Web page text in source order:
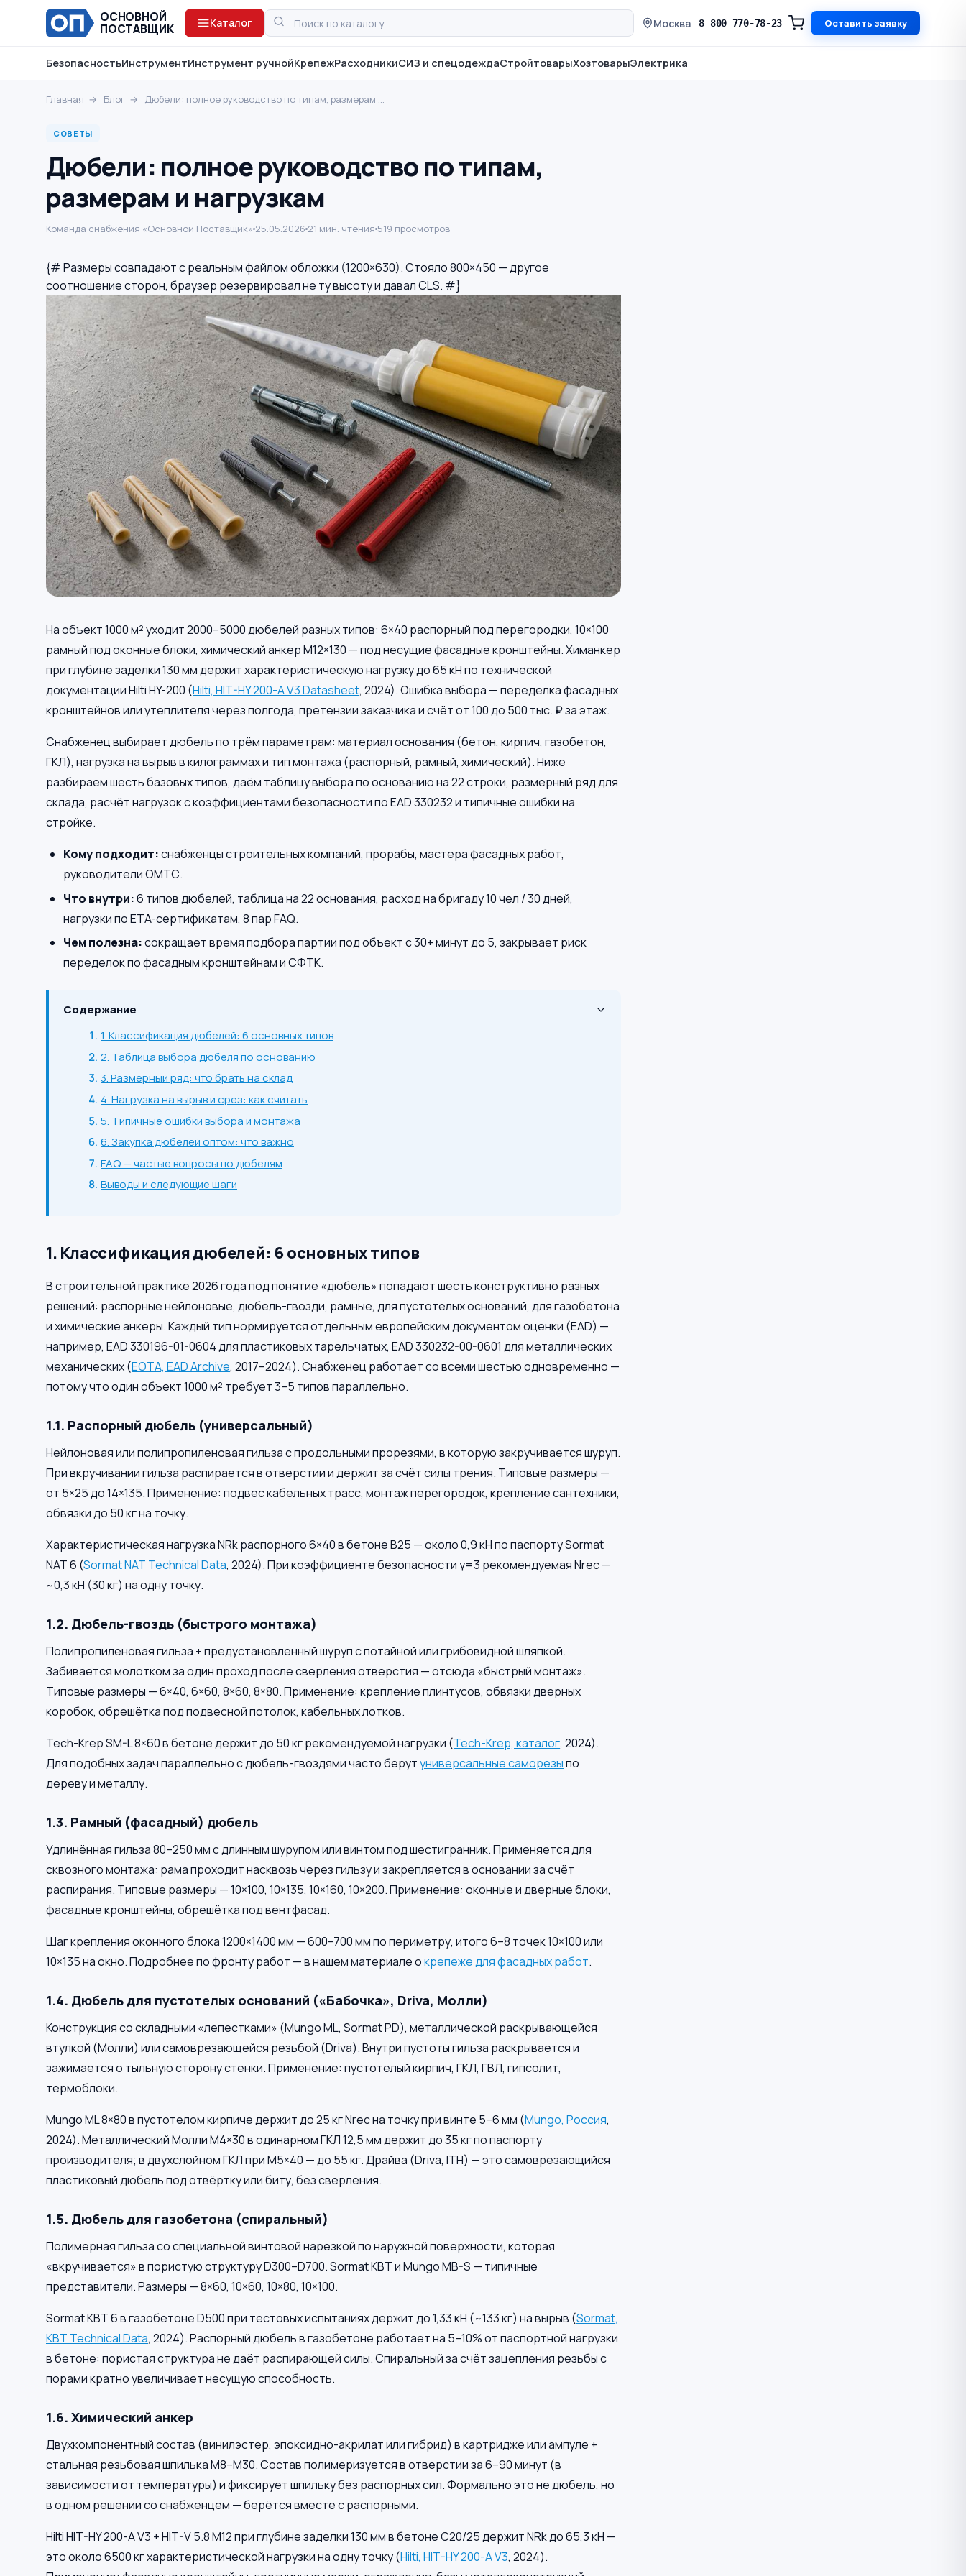
ОСНОВНОЙ
ПОСТАВЩИК
Каталог Москва 8 800 770-78-23 Оставить заявку
БезопасностьИнструментИнструмент ручнойКрепежРасходникиСИЗ и спецодеждаСтройтоварыХозтоварыЭлектрика
Главная → Блог → Дюбели: полное руководство по типам, размерам …
СОВЕТЫ
Дюбели: полное руководство по типам,
размерам и нагрузкам
Команда снабжения «Основной Поставщик» 25.05.2026 21 мин. чтения 519 просмотров
{# Размеры совпадают с реальным файлом обложки (1200×630). Стояло 800×450 — другое
соотношение сторон, браузер резервировал не ту высоту и давал CLS. #}
На объект 1000 м² уходит 2000–5000 дюбелей разных типов: 6×40 распорный под перегородки, 10×100
рамный под оконные блоки, химический анкер M12×130 — под несущие фасадные кронштейны. Химанкер
при глубине заделки 130 мм держит характеристическую нагрузку до 65 кН по технической
документации Hilti HY-200 (Hilti, HIT-HY 200-A V3 Datasheet, 2024). Ошибка выбора — переделка фасадных
кронштейнов или утеплителя через полгода, претензии заказчика и счёт от 100 до 500 тыс. ₽ за этаж.
Снабженец выбирает дюбель по трём параметрам: материал основания (бетон, кирпич, газобетон,
ГКЛ), нагрузка на вырыв в килограммах и тип монтажа (распорный, рамный, химический). Ниже
разбираем шесть базовых типов, даём таблицу выбора по основанию на 22 строки, размерный ряд для
склада, расчёт нагрузок с коэффициентами безопасности по EAD 330232 и типичные ошибки на
стройке.
Кому подходит:снабженцы строительных компаний, прорабы, мастера фасадных работ,
руководители ОМТС.
Что внутри:6 типов дюбелей, таблица на 22 основания, расход на бригаду 10 чел / 30 дней,
нагрузки по ETA-сертификатам, 8 пар FAQ.
Чем полезна:сокращает время подбора партии под объект с 30+ минут до 5, закрывает риск
переделок по фасадным кронштейнам и СФТК.
Содержание
1. Классификация дюбелей: 6 основных типов
2. Таблица выбора дюбеля по основанию
3. Размерный ряд: что брать на склад
4. Нагрузка на вырыв и срез: как считать
5. Типичные ошибки выбора и монтажа
6. Закупка дюбелей оптом: что важно
FAQ — частые вопросы по дюбелям
Выводы и следующие шаги
1. Классификация дюбелей: 6 основных типов
В строительной практике 2026 года под понятие «дюбель» попадают шесть конструктивно разных
решений: распорные нейлоновые, дюбель-гвозди, рамные, для пустотелых оснований, для газобетона
и химические анкеры. Каждый тип нормируется отдельным европейским документом оценки (EAD) —
например, EAD 330196-01-0604 для пластиковых тарельчатых, EAD 330232-00-0601 для металлических
механических (EOTA, EAD Archive, 2017–2024). Снабженец работает со всеми шестью одновременно —
потому что один объект 1000 м² требует 3–5 типов параллельно.
1.1. Распорный дюбель (универсальный)
Нейлоновая или полипропиленовая гильза с продольными прорезями, в которую закручивается шуруп.
При вкручивании гильза распирается в отверстии и держит за счёт силы трения. Типовые размеры —
от 5×25 до 14×135. Применение: подвес кабельных трасс, монтаж перегородок, крепление сантехники,
обвязки до 50 кг на точку.
Характеристическая нагрузка NRk распорного 6×40 в бетоне В25 — около 0,9 кН по паспорту Sormat
NAT 6 (Sormat NAT Technical Data, 2024). При коэффициенте безопасности γ=3 рекомендуемая Nrec —
~0,3 кН (30 кг) на одну точку.
1.2. Дюбель-гвоздь (быстрого монтажа)
Полипропиленовая гильза + предустановленный шуруп с потайной или грибовидной шляпкой.
Забивается молотком за один проход после сверления отверстия — отсюда «быстрый монтаж».
Типовые размеры — 6×40, 6×60, 8×60, 8×80. Применение: крепление плинтусов, обвязки дверных
коробок, обрешётка под подвесной потолок, кабельных лотков.
Tech-Krep SM-L 8×60 в бетоне держит до 50 кг рекомендуемой нагрузки (Tech-Krep, каталог, 2024).
Для подобных задач параллельно с дюбель-гвоздями часто берутуниверсальные саморезыпо
дереву и металлу.
1.3. Рамный (фасадный) дюбель
Удлинённая гильза 80–250 мм с длинным шурупом или винтом под шестигранник. Применяется для
сквозного монтажа: рама проходит насквозь через гильзу и закрепляется в основании за счёт
распирания. Типовые размеры — 10×100, 10×135, 10×160, 10×200. Применение: оконные и дверные блоки,
фасадные кронштейны, обрешётка под вентфасад.
Шаг крепления оконного блока 1200×1400 мм — 600–700 мм по периметру, итого 6–8 точек 10×100 или
10×135 на окно. Подробнее по фронту работ — в нашем материале окрепеже для фасадных работ.
1.4. Дюбель для пустотелых оснований («Бабочка», Driva, Молли)
Конструкция со складными «лепестками» (Mungo ML, Sormat PD), металлической раскрывающейся
втулкой (Молли) или самоврезающейся резьбой (Driva). Внутри пустоты гильза раскрывается и
зажимается о тыльную сторону стенки. Применение: пустотелый кирпич, ГКЛ, ГВЛ, гипсолит,
термоблоки.
Mungo ML 8×80 в пустотелом кирпиче держит до 25 кг Nrec на точку при винте 5–6 мм (Mungo, Россия,
2024). Металлический Молли M4×30 в одинарном ГКЛ 12,5 мм держит до 35 кг по паспорту
производителя; в двухслойном ГКЛ при M5×40 — до 55 кг. Драйва (Driva, ITH) — это самоврезающийся
пластиковый дюбель под отвёртку или биту, без сверления.
1.5. Дюбель для газобетона (спиральный)
Полимерная гильза со специальной винтовой нарезкой по наружной поверхности, которая
«вкручивается» в пористую структуру D300–D700. Sormat KBT и Mungo MB-S — типичные
представители. Размеры — 8×60, 10×60, 10×80, 10×100.
Sormat KBT 6 в газобетоне D500 при тестовых испытаниях держит до 1,33 кН (~133 кг) на вырыв (Sormat,
KBT Technical Data, 2024). Распорный дюбель в газобетоне работает на 5–10% от паспортной нагрузки
в бетоне: пористая структура не даёт распирающей силы. Спиральный за счёт зацепления резьбы с
порами кратно увеличивает несущую способность.
1.6. Химический анкер
Двухкомпонентный состав (винилэстер, эпоксидно-акрилат или гибрид) в картридже или ампуле +
стальная резьбовая шпилька M8–M30. Состав полимеризуется в отверстии за 6–90 минут (в
зависимости от температуры) и фиксирует шпильку без распорных сил. Формально это не дюбель, но
в одном решении со снабженцем — берётся вместе с распорными.
Hilti HIT-HY 200-A V3 + HIT-V 5.8 M12 при глубине заделки 130 мм в бетоне C20/25 держит NRk до 65,3 кН —
это около 6500 кг характеристической нагрузки на одну точку (Hilti, HIT-HY 200-A V3, 2024).